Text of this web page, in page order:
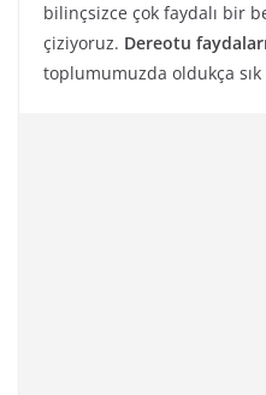
bilinçsizce çok faydalı bir
çiziyoruz. Dereotu faydaları
toplumumuzda oldukça